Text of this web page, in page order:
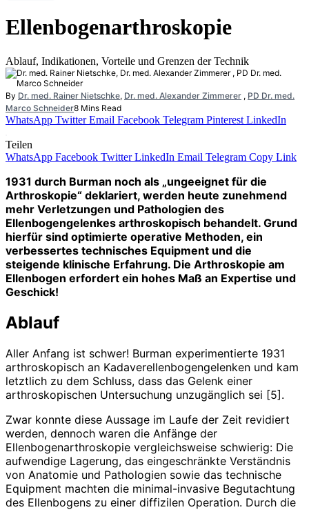
Ellenbogenarthroskopie
Ablauf, Indikationen, Vorteile und Grenzen der Technik
By Dr. med. Rainer Nietschke, Dr. med. Alexander Zimmerer , PD Dr. med.
Marco Schneider8 Mins Read
WhatsApp Twitter Email Facebook Telegram Pinterest LinkedIn
Teilen
WhatsApp Facebook Twitter LinkedIn Email Telegram Copy Link
1931 durch Burman noch als „ungeeignet für die
Arthroskopie“ deklariert, werden heute zunehmend
mehr Verletzungen und Pathologien des
Ellenbogengelenkes arthro­skopisch behandelt. Grund
hierfür sind optimierte operative Methoden, ein
verbessertes technisches Equipment und die
steigende klinische Erfahrung. Die Arthroskopie am
Ellenbogen erfordert ein hohes Maß an Expertise und
Geschick!
Ablauf
Aller Anfang ist schwer! Burman experimentierte 1931
arthroskopisch an Kadaverellenbogengelenken und kam
letztlich zu dem Schluss, dass das Gelenk einer
arthroskopischen Untersuchung unzugänglich sei [5].
Zwar konnte diese Aussage im Laufe der Zeit revidiert
werden, dennoch waren die Anfänge der
Ellenbogenarthroskopie vergleichsweise schwierig: Die
aufwendige Lagerung, das eingeschränkte Verständnis
von Anatomie und Pathologien sowie das technische
Equipment machten die minimal-invasive Begutachtung
des Ellenbogens zu einer diffizilen Operation. Durch die